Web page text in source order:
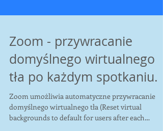
Zoom - przywracanie
domyślnego wirtualnego
tła po każdym spotkaniu.
Zoom umożliwia automatyczne przywracanie
domyślnego wirtualnego tła (Reset virtual